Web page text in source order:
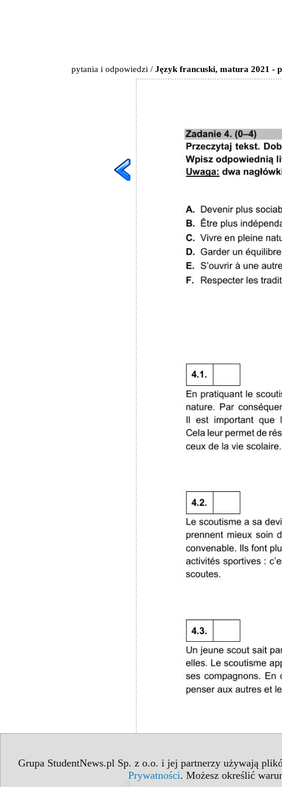
Grupa StudentNews.pl Sp. z o.o. i jej partnerzy używają
Prywatności. Możesz określić
pytania i odpowiedzi / Język francuski, matura 2021 -